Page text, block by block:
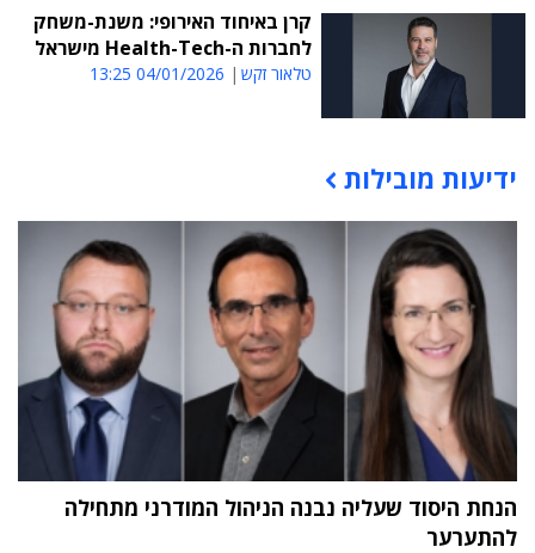
קרן באיחוד האירופי: משנת-משחק
לחברות ה-Health-Tech מישראל
טלאור זקש 04/01/2026 13:25
תוכן פרסומי
ידיעות מובילות
הנחת היסוד שעליה נבנה הניהול המודרני מתחילה
להתערער